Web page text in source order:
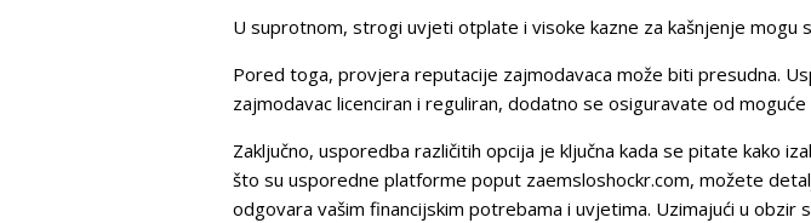
U suprotnom, strogi uvjeti otplate i visoke kazne za kašnjenje mogu
Pored toga, provjera reputacije zajmodavaca može biti presudna.
zajmodavac licenciran i reguliran, dodatno se osiguravate od
Zaključno, usporedba različitih opcija je ključna kada se pitate kako
što su usporedne platforme poput zaemsloshockr.com, možete
odgovara vašim financijskim potrebama i uvjetima. Uzimajući u